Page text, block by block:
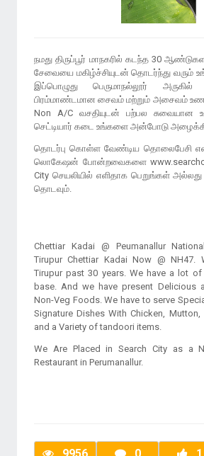
நமது திருப்பூர் மாநகரில் கடந்த 30
சேவையை மகிழ்ச்சியுடன் தொடர்ந்து வரும்
இப்பொழுது பெருமாநல்லூர்
பிரம்மாண்டமான சைவம் மற்றும் அசைவம்
Non A/C வசதியுடன் பற்பல சுவையான
செட்டியார் கடை உங்களை அன்போடு
தொடர்பு கொள்ள வேண்டிய தொலைபேசி
லொகேஷன் போன்றவைகளை
City செயலியில் எளிதாக பெறுங்கள்
தொடவும்.
Chettiar Kadai @ Peumanallur
Tirupur Chettiar Kadai Now @ NH47.
Tirupur past 30 years. We have a lot
base. And we have present Delicious
Non-Veg Foods. We have to serve
Signature Dishes With Chicken, Mutton,
and a Variety of tandoori items.
We Are Placed in Search City as a
Restaurant in Perumanallur.
9956 0 1